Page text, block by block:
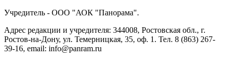
Учредитель - ООО "АОК "Панорама".
Адрес редакции и учредителя: 344008, Ростовская обл., г.
Ростов-на-Дону, ул. Темерницкая, 35, оф. 1. Тел. 8 (863) 267-
39-16, email: info@panram.ru